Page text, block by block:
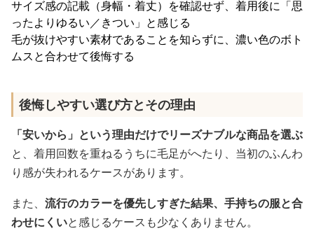
サイズ感の記載（身幅・着丈）を確認せず、着用後に「思
ったよりゆるい／きつい」と感じる
毛が抜けやすい素材であることを知らずに、濃い色のボト
ムスと合わせて後悔する
後悔しやすい選び方とその理由
「安いから」という理由だけでリーズナブルな商品を選ぶ
と、着用回数を重ねるうちに毛足がへたり、当初のふんわ
り感が失われるケースがあります。
また、 流行のカラーを優先しすぎた結果、手持ちの服と合
わせにくいと感じるケースも少なくありません。